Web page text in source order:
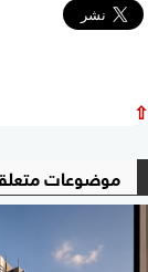
⇧
موضوعات